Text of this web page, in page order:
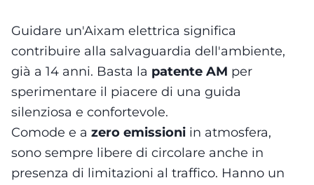
Guidare un'Aixam elettrica significa
contribuire alla salvaguardia dell'ambiente,
già a 14 anni. Basta la patente AM per
sperimentare il piacere di una guida
silenziosa e confortevole.
Comode e a zero emissioni in atmosfera,
sono sempre libere di circolare anche in
presenza di limitazioni al traffico. Hanno un